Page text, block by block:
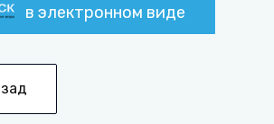
в электронном виде